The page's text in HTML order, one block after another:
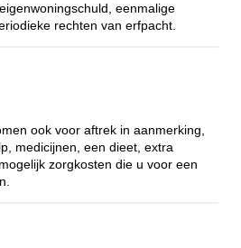
eenmalige
rechten van erfpacht.
ook voor aftrek in aanmerking,
medicijnen, een dieet, extra
zorgkosten die u voor een